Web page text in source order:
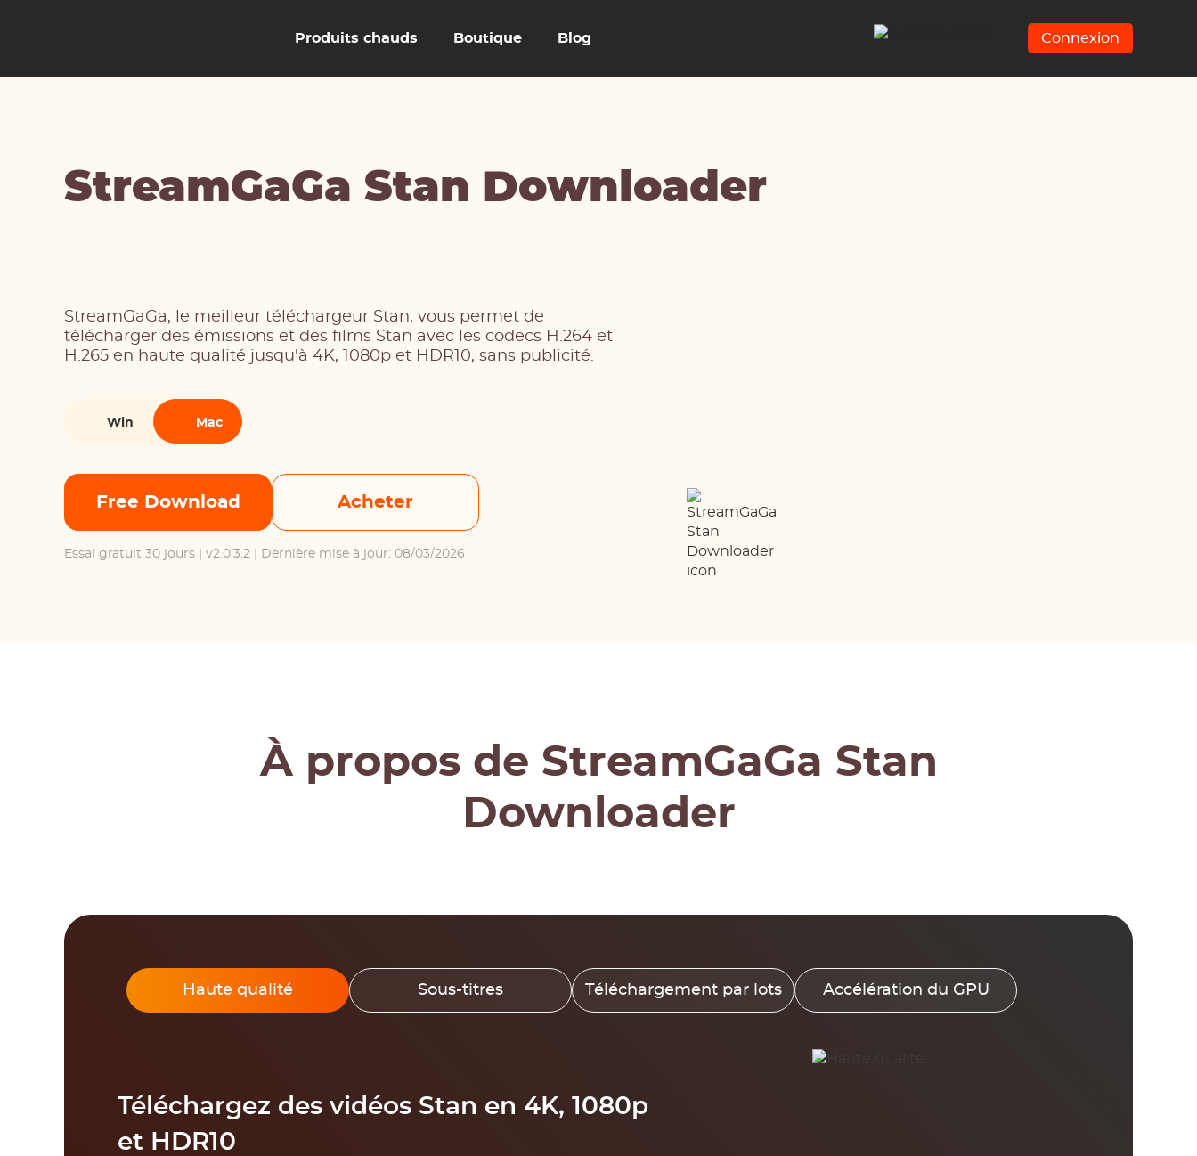
Produits chauds Boutique Blog Connexion
StreamGaGa Stan Downloader
StreamGaGa, le meilleur téléchargeur Stan, vous permet de
télécharger des émissions et des films Stan avec les codecs H.264 et
H.265 en haute qualité jusqu'à 4K, 1080p et HDR10, sans publicité.
Win Mac
Free Download Acheter
Essai gratuit 30 jours | v2.0.3.2 | Dernière mise à jour: 08/03/2026
À propos de StreamGaGa Stan
Downloader
Haute qualité Sous-titres Téléchargement par lots Accélération du GPU
Téléchargez des vidéos Stan en 4K, 1080p
et HDR10